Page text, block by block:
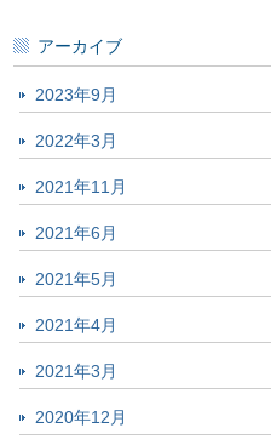
アーカイブ
2023年9月
2022年3月
2021年11月
2021年6月
2021年5月
2021年4月
2021年3月
2020年12月